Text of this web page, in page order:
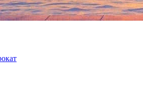
-03 февраля 2016, среда